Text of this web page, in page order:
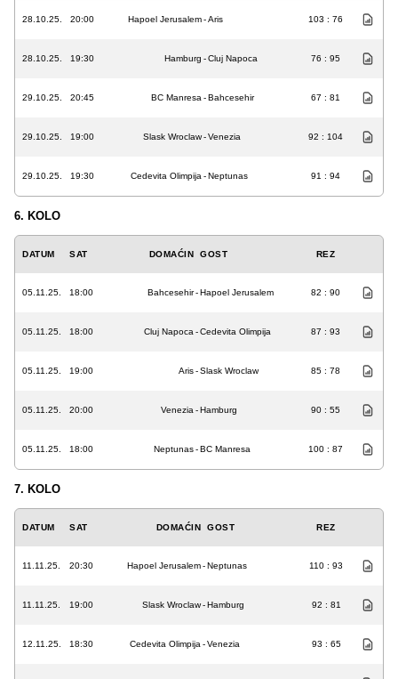
28.10.25. 20:00 Hapoel Jerusalem-Aris 103 : 76
28.10.25. 19:30 Hamburg -Cluj Napoca 76 : 95
29.10.25. 20:45 BC Manresa -Bahcesehir 67 : 81
29.10.25. 19:00 Slask Wroclaw-Venezia 92 : 104
29.10.25. 19:30 Cedevita Olimpija -Neptunas 91 : 94
6. KOLO
DATUM SAT DOMAĆIN GOST REZ
05.11.25. 18:00 Bahcesehir-Hapoel Jerusalem 82 : 90
05.11.25. 18:00 Cluj Napoca -Cedevita Olimpija 87 : 93
05.11.25. 19:00 Aris-Slask Wroclaw 85 : 78
05.11.25. 20:00 Venezia -Hamburg 90 : 55
05.11.25. 18:00 Neptunas-BC Manresa 100 : 87
7. KOLO
DATUM SAT DOMAĆIN GOST REZ
11.11.25. 20:30 Hapoel Jerusalem-Neptunas 110 : 93
11.11.25. 19:00 Slask Wroclaw-Hamburg 92 : 81
12.11.25. 18:30 Cedevita Olimpija -Venezia 93 : 65